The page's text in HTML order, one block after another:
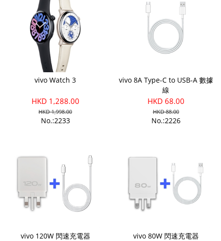
vivo Watch 3
HKD 1,288.00
HKD 1,998.00
No.:2233
vivo 8A Type-C to USB-A 數據
線
HKD 68.00
HKD 88.00
No.:2226
vivo 120W 閃速充電器 vivo 80W 閃速充電器